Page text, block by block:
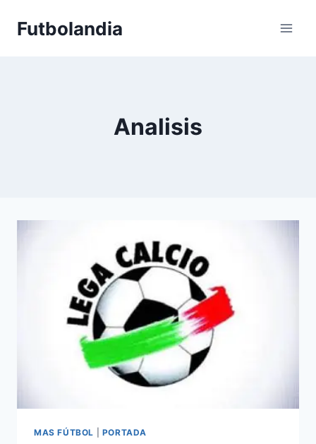
Futbolandia
Analisis
MAS FÚTBOL PORTADA